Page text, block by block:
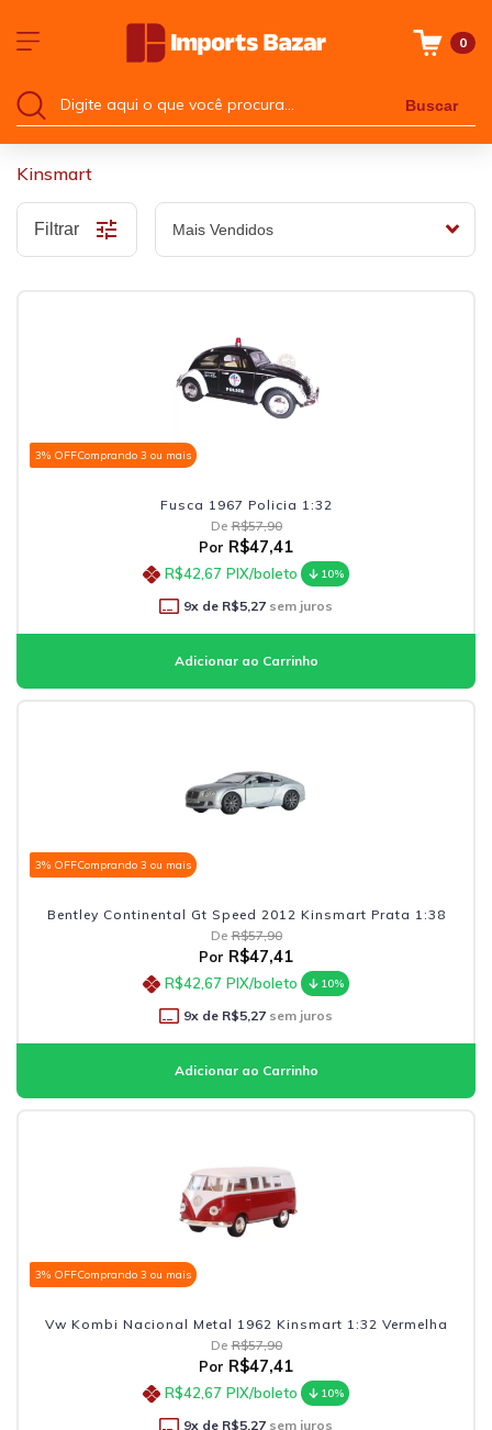
0
Buscar
Kinsmart
Filtrar
3% OFFComprando 3 ou mais
Fusca 1967 Policia 1:32
De R$57,90
Por R$47,41
R$42,67 PIX/boleto 10%
9x de R$5,27 sem juros
3% OFFComprando 3 ou mais
Bentley Continental Gt Speed 2012 Kinsmart Prata 1:38
De R$57,90
Por R$47,41
R$42,67 PIX/boleto 10%
9x de R$5,27 sem juros
3% OFFComprando 3 ou mais
Vw Kombi Nacional Metal 1962 Kinsmart 1:32 Vermelha
De R$57,90
Por R$47,41
R$42,67 PIX/boleto 10%
9x de R$5,27 sem juros